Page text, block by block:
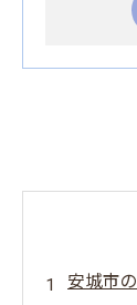
安城市